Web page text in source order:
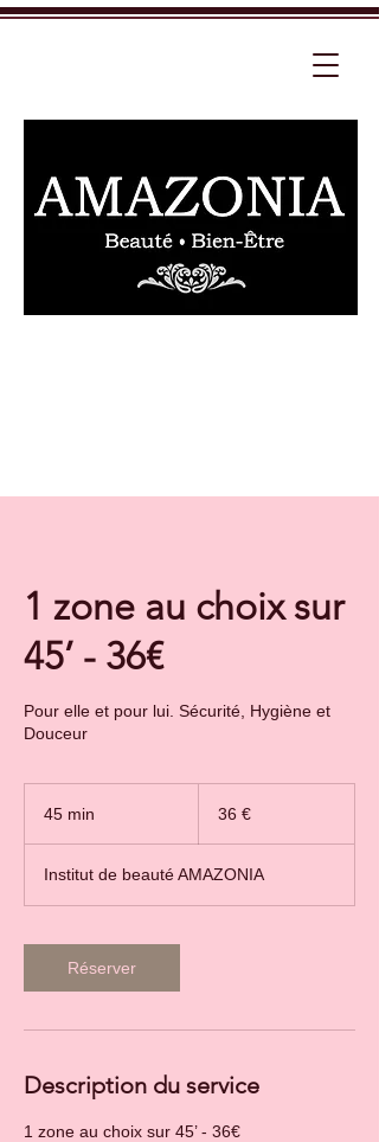
1 zone au choix sur
45’ - 36€
Pour elle et pour lui. Sécurité, Hygiène et
Douceur
45 min
n
36 €
Institut de beauté AMAZONIA
Réserver
Description du service
1 zone au choix sur 45’ - 36€